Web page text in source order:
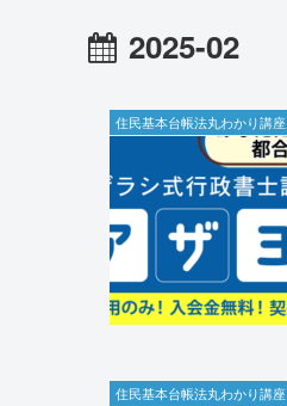
2025-02
住民基本台帳法丸わかり講座
住民基本台帳法丸わかり講座